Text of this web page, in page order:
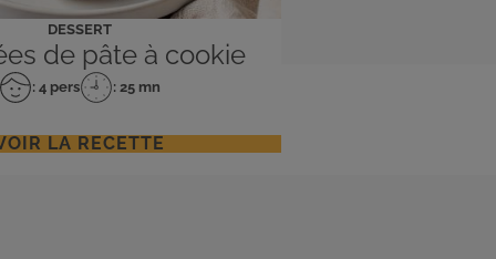
DESSERT
de pâte à cookie
Nombre
: 4 pers
Temps
préparation
: 25 mn
LA RECETTE